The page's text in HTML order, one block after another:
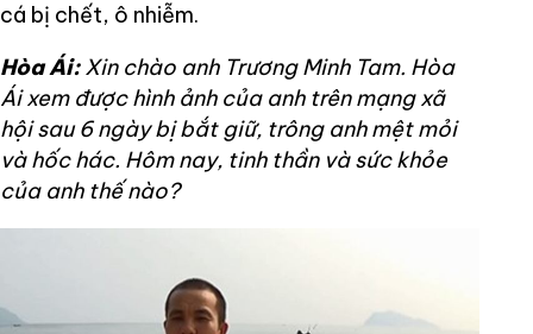
cá bị chết, ô nhiễm.
Hòa Ái: Xin chào anh Trương Minh Tam. Hòa
Ái xem được hình ảnh của anh trên mạng xã
hội sau 6 ngày bị bắt giữ, trông anh mệt mỏi
và hốc hác. Hôm nay, tinh thần và sức khỏe
của anh thế nào?